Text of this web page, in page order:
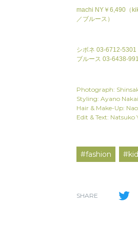
machi NY￥6,490（
／ブルース）
シボネ 03-6712-5301
ブルース 03-6438-
Photograph:
Styling: Ayano Nakai
Hair & Make-Up:
Edit & Text: Natsuko
#fashion
SHARE